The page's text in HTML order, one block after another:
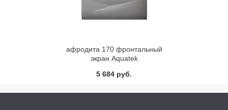
афродита 170 фронтальный
экран Aquatek
5 684 руб.